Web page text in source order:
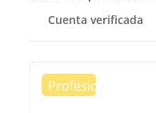
Cuenta verificada